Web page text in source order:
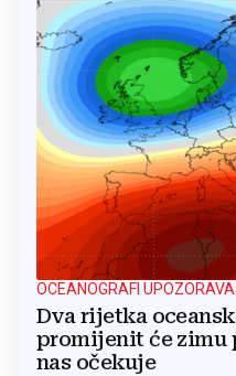
OCEANOGRAFI
Dva rijetka
promijenit će zimu
nas očekuje